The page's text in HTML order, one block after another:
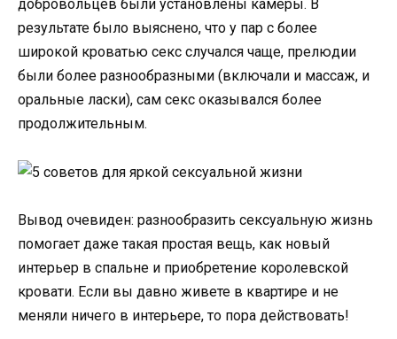
добровольцев были установлены камеры. В
результате было выяснено, что у пар с более
широкой кроватью секс случался чаще, прелюдии
были более разнообразными (включали и массаж, и
оральные ласки), сам секс оказывался более
продолжительным.
Вывод очевиден: разнообразить сексуальную жизнь
помогает даже такая простая вещь, как новый
интерьер в спальне и приобретение королевской
кровати. Если вы давно живете в квартире и не
меняли ничего в интерьере, то пора действовать!